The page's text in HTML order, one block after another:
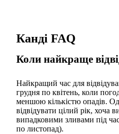
Канді FAQ
Коли найкраще
Найкращий час для
грудня по квітень, коли
меншою кількістю опадів.
відвідувати цілий рік, хоча
випадковими зливами під
по листопад).